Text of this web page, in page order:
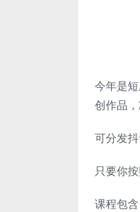
今年是
创作品
可分发
只要你
课程包含